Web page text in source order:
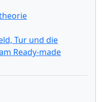
Tur und die
Ready-made